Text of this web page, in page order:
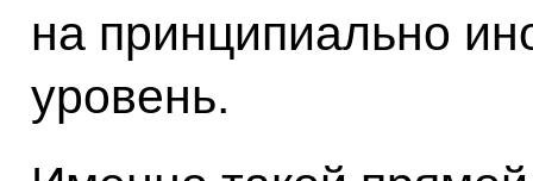
на принципиально
уровень.